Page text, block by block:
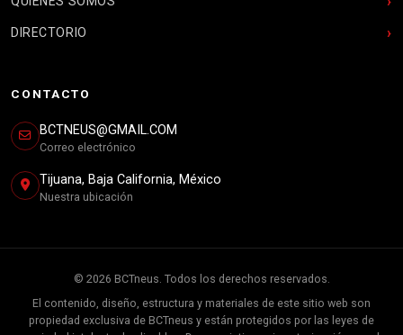
DIRECTORIO
CONTACTO
BCTNEUS@GMAIL.COM
Correo electrónico
Tijuana, Baja California, México
Nuestra ubicación
© 2026 BCTneus. Todos los derechos reservados.
El contenido, diseño, estructura y materiales de este sitio web son
propiedad exclusiva de BCTneus y están protegidos por las leyes de